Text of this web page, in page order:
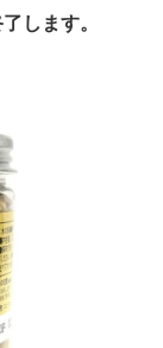
します。